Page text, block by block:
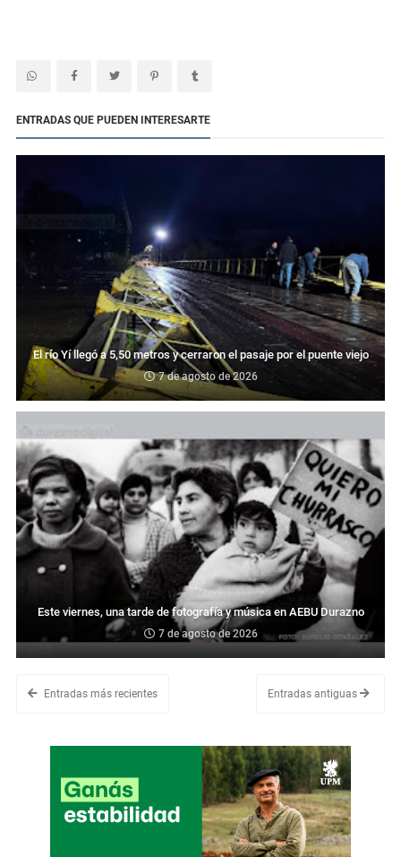
ENTRADAS QUE PUEDEN INTERESARTE
El río Yí llegó a 5,50 metros y cerraron el pasaje por el puente viejo
7 de agosto de 2026
Este viernes, una tarde de fotografía y música en AEBU Durazno
7 de agosto de 2026
Entradas más recientes Entradas antiguas